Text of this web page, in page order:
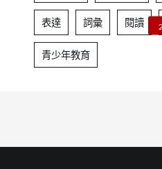
表達 詞彙 閱讀
青少年教育